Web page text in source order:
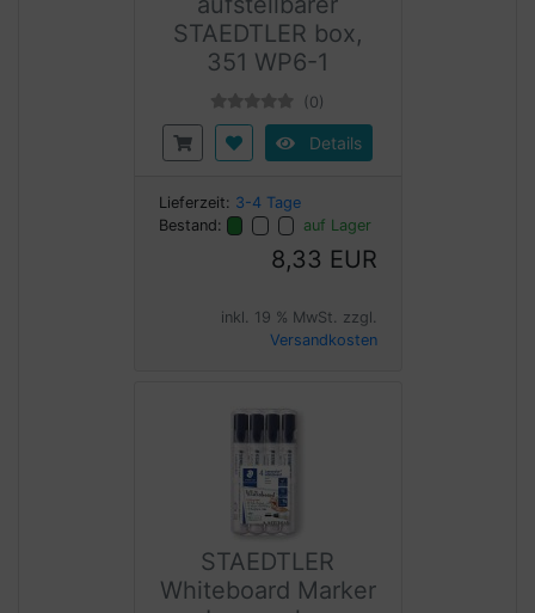
STAEDTLER box,
351 WP6-1
(0)
Details
Lieferzeit: 3-4 Tage
Bestand:
auf Lager
8,33 EUR
inkl. 19 % MwSt. zzgl.
Versandkosten
STAEDTLER
Whiteboard Marker